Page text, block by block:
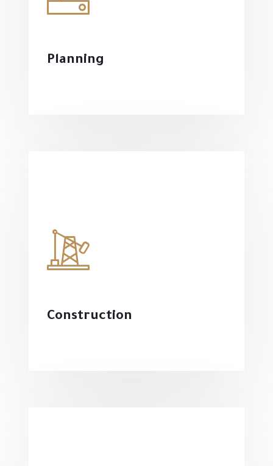
Planning
Construction